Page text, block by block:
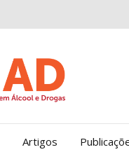
Artigos